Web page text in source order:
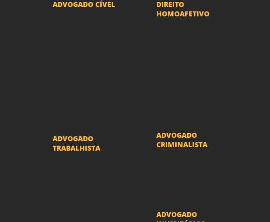
ADVOGADO CÍVEL
ADVOGADO
TRABALHISTA
DIREITO
HOMOAFETIVO
ADVOGADO
CRIMINALISTA
ADVOGADO